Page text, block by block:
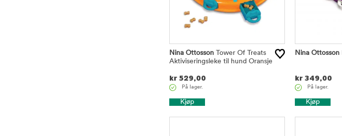
Nina Ottosson Tower Of Treats
Aktiviseringsleke til hund Oransje
kr 529,00
På lager.
Kjøp
Nina Ottosson
kr349,00
På lager.
Kjøp